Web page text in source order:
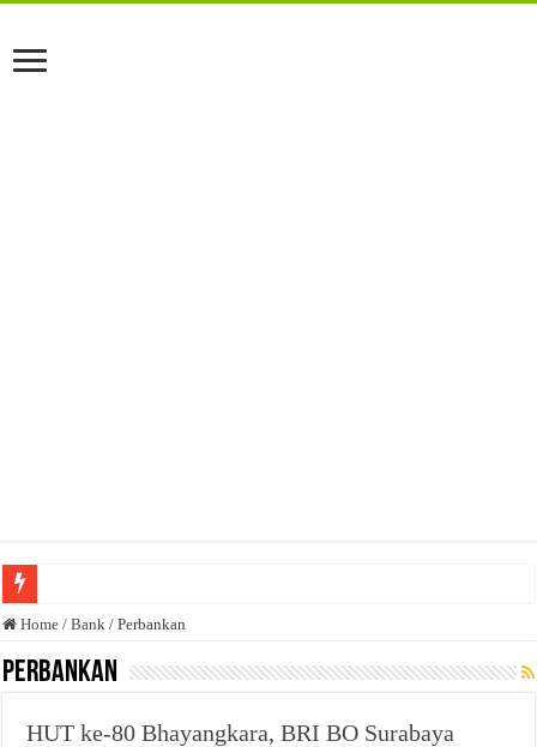
Anda butuh promosi usaha? Kontak ke Email redaksi@bisnisnasional.com
Dibutuhkan Wartawan. Lamaran di-email ke redaksi@bisnisnasional.com
Home / Bank / Perbankan
Perbankan
HUT ke-80 Bhayangkara, BRI BO Surabaya